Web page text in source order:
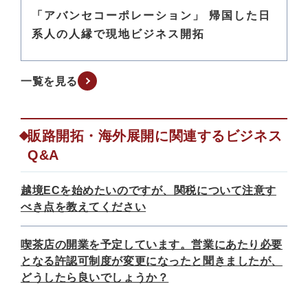
「アバンセコーポレーション」 帰国した日
系人の人縁で現地ビジネス開拓
一覧を見る
販路開拓・海外展開に関連するビジネス
Q&A
越境ECを始めたいのですが、関税について注意す
べき点を教えてください
喫茶店の開業を予定しています。営業にあたり必要
となる許認可制度が変更になったと聞きましたが、
どうしたら良いでしょうか？